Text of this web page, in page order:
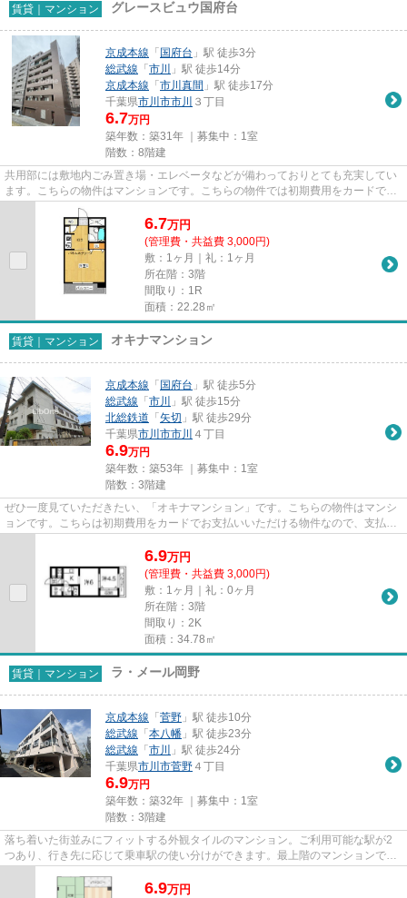
賃貸｜マンション グレースビュウ国府台
京成本線 「 国府台 」駅 徒歩3分
総武線 「 市川
」駅 徒歩14分
京成本線 「 市川真間 」駅 徒歩17分
千葉県市川市市川 ３丁目
6.7万円
築年数：築31年 ｜募集中： 1室
階数：8階建
共用部には敷地内ごみ置き場・エレベータなどが備わっておりとても充実してい
ます。こちらの物件はマンションです。こちらの物件では初期費用をカードでお
支払いいただけます。2駅利用...
6.7万円
(管理費・共益費 3,000円)
敷：1ヶ月｜礼：1ヶ月
所在階：3階
間取り：1R
面積：22.28㎡
賃貸｜マンション オキナマンション
京成本線 「 国府台 」駅 徒歩5分
総武線 「 市川
」駅 徒歩15分
北総鉄道 「 矢切 」駅 徒歩29分
千葉県市川市市川 ４丁目
6.9万円
築年数：築53年 ｜募集中： 1室
階数：3階建
ぜひ一度見ていただきたい、「オキナマンション」です。こちらの物件はマンシ
ョンです。こちらは初期費用をカードでお支払いいただける物件なので、支払い
6.9万円
(管理費・共益費 3,000円)
敷：1ヶ月｜礼：0ヶ月
所在階：3階
間取り：2K
面積：34.78㎡
賃貸｜マンション ラ・メール岡野
京成本線 「 菅野 」駅 徒歩10分
総武線 「 本八幡 」駅 徒歩23分
総武線 「 市川
」駅 徒歩24分
千葉県市川市菅野 ４丁目
6.9万円
築年数：築32年 ｜募集中： 1室
階数：3階建
落ち着いた街並みにフィットする外観タイルのマンション。ご利用可能な駅が2
つあり、行き先に応じて乗車駅の使い分けができます。最上階のマンションで
6.9万円